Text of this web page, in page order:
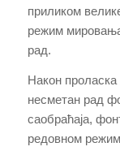
приликом
режим
рад.
Након
несметан рад
саобраћаја,
редовном